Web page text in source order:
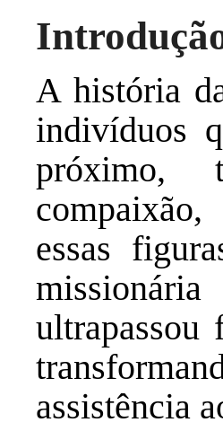
A história
indivíduos
próximo,
compaixão,
essas
assistência